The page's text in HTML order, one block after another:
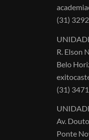
(31)
R. Elson
Belo
(31)
Av.
Ponte